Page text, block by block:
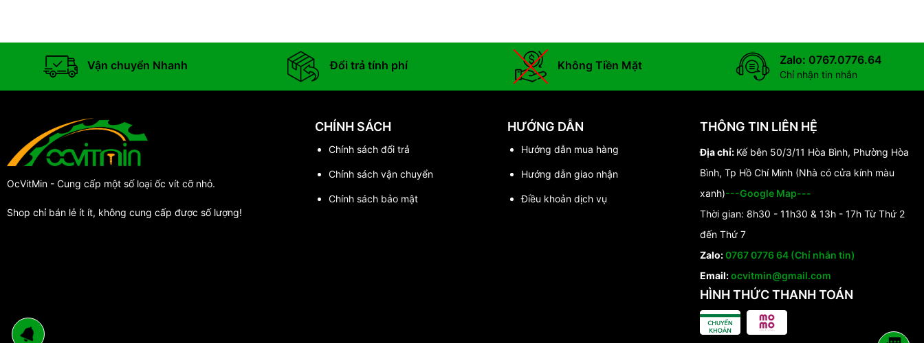
Vận chuyển Nhanh Đổi trả tính phí Không Tiền Mặt Zalo: 0767.0776.64
Chỉ nhận tin nhắn
OcVitMin - Cung cấp một số loại ốc vít cỡ nhỏ.
Shop chỉ bán lẻ ít ít, không cung cấp được số lượng!
CHÍNH SÁCH
Chính sách đổi trả
Chính sách vận chuyển
Chính sách bảo mật
HƯỚNG DẪN
Hướng dẫn mua hàng
Hướng dẫn giao nhận
Điều khoản dịch vụ
THÔNG TIN LIÊN HỆ
Địa chỉ: Kế bên 50/3/11 Hòa Bình, Phường Hòa
Bình, Tp Hồ Chí Minh (Nhà có cửa kính màu
xanh)---Google Map---
Thời gian: 8h30 - 11h30 & 13h - 17h Từ Thứ 2
đến Thứ 7
Zalo:0767 0776 64 (Chỉ nhắn tin)
Email:ocvitmin@gmail.com
HÌNH THỨC THANH TOÁN